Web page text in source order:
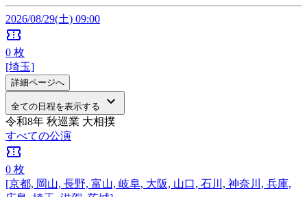
2026/08/29(土) 09:00
confirmation_number
0 枚
[埼玉]
詳細ページへ
全ての日程を表示する keyboard_arrow_down
令和8年 秋巡業 大相撲
すべての公演
confirmation_number
0 枚
[京都, 岡山, 長野, 富山, 岐阜, 大阪, 山口, 石川, 神奈川, 兵庫,